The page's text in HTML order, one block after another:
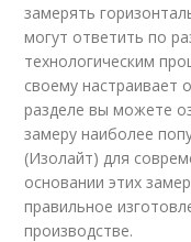
Жалюзи из
Жалюзи из
трубочек
замерять
могут ответить по
технологическим
своему настраивает
разделе вы можете
замеру наиболее
(Изолайт) для
основании этих
правильное
производстве.